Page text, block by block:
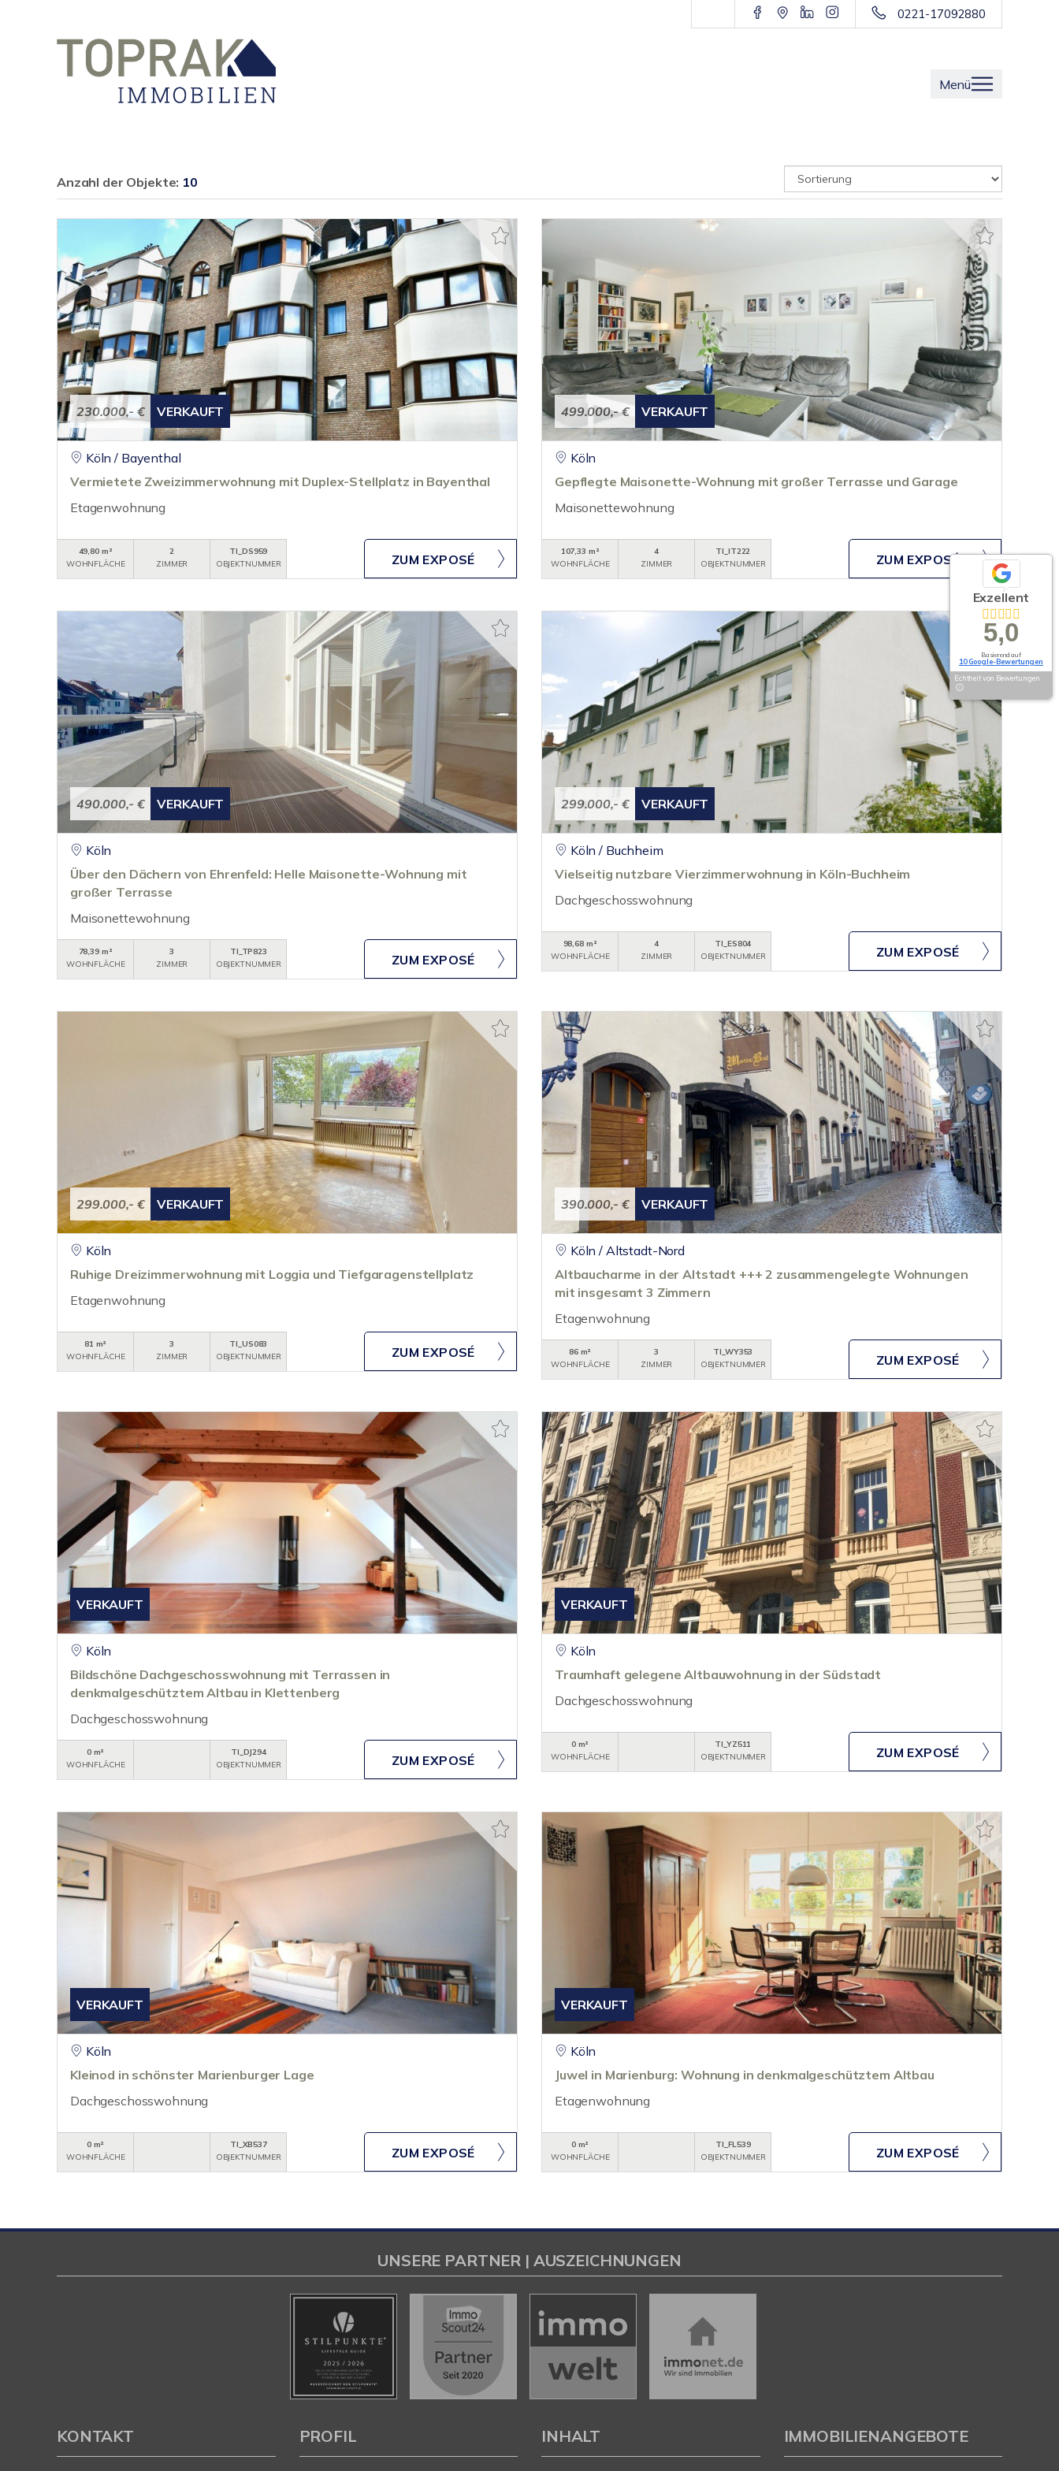
0221-17092880
Menü
Anzahl der Objekte: 10
230.000,- € VERKAUFT
Köln / Bayenthal
Vermietete Zweizimmerwohnung mit Duplex-Stellplatz in Bayenthal
Etagenwohnung
49,80 m²
WOHNFLÄCHE
2
ZIMMER
TI_DS959
OBJEKTNUMMER
ZUM EXPOSÉ
499.000,- € VERKAUFT
Köln
Gepflegte Maisonette-Wohnung mit großer Terrasse und Garage
Maisonettewohnung
107,33 m²
WOHNFLÄCHE
4
ZIMMER
TI_IT222
OBJEKTNUMMER
ZUM EXPOSÉ
490.000,- € VERKAUFT
Köln
Über den Dächern von Ehrenfeld: Helle Maisonette-Wohnung mit
großer Terrasse
Maisonettewohnung
78,39 m²
WOHNFLÄCHE
3
ZIMMER
TI_TP823
OBJEKTNUMMER
ZUM EXPOSÉ
299.000,- € VERKAUFT
Köln / Buchheim
Vielseitig nutzbare Vierzimmerwohnung in Köln-Buchheim
Dachgeschosswohnung
98,68 m²
WOHNFLÄCHE
4
ZIMMER
TI_ES804
OBJEKTNUMMER
ZUM EXPOSÉ
299.000,- € VERKAUFT
Köln
Ruhige Dreizimmerwohnung mit Loggia und Tiefgaragenstellplatz
Etagenwohnung
81 m²
WOHNFLÄCHE
3
ZIMMER
TI_US083
OBJEKTNUMMER
ZUM EXPOSÉ
390.000,- € VERKAUFT
Köln / Altstadt-Nord
Altbaucharme in der Altstadt +++ 2 zusammengelegte Wohnungen
mit insgesamt 3 Zimmern
Etagenwohnung
86 m²
WOHNFLÄCHE
3
ZIMMER
TI_WY353
OBJEKTNUMMER
ZUM EXPOSÉ
VERKAUFT
Köln
Bildschöne Dachgeschosswohnung mit Terrassen in
denkmalgeschütztem Altbau in Klettenberg
Dachgeschosswohnung
0 m²
WOHNFLÄCHE
TI_DJ294
OBJEKTNUMMER
ZUM EXPOSÉ
VERKAUFT
Köln
Traumhaft gelegene Altbauwohnung in der Südstadt
Dachgeschosswohnung
0 m²
WOHNFLÄCHE
TI_YZ511
OBJEKTNUMMER
ZUM EXPOSÉ
VERKAUFT
Köln
Kleinod in schönster Marienburger Lage
Dachgeschosswohnung
0 m²
WOHNFLÄCHE
TI_XB537
OBJEKTNUMMER
ZUM EXPOSÉ
VERKAUFT
Köln
Juwel in Marienburg: Wohnung in denkmalgeschütztem Altbau
Etagenwohnung
0 m²
WOHNFLÄCHE
TI_FL539
OBJEKTNUMMER
ZUM EXPOSÉ
Exzellent
5,0
Basierend auf
10 Google-Bewertungen
Echtheit von Bewertungen
UNSERE PARTNER | AUSZEICHNUNGEN
KONTAKT PROFIL INHALT IMMOBILIENANGEBOTE